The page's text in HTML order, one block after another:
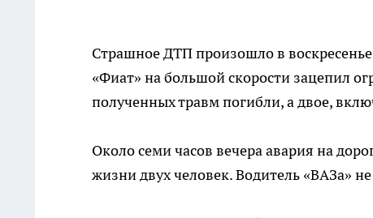
Страшное ДТП произошло в
«Фиат» на большой скорости зацепил
полученных травм погибли, а двое,
Около семи часов вечера авария на
жизни двух человек. Водитель «ВАЗа»